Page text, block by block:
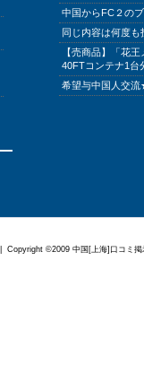
中国からFC２の
同じ内容は何度
【売商品】「花
40FTコンテナ1台
希望与中国人交
| Copyright ©2009 中国[上海]口コミ掲